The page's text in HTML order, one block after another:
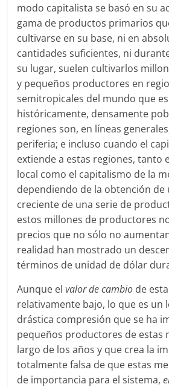
modo capitalista se basó en su
gama de productos primarios
cultivarse en su base, ni en
cantidades suficientes, ni
su lugar, suelen cultivarlos
y pequeños productores en
semitropicales del mundo que
históricamente, densamente
regiones son, en líneas
periferia; e incluso cuando el
extiende a estas regiones, tanto
local como el capitalismo de la
dependiendo de la obtención
creciente de una serie de
estos millones de productores
precios que no sólo no
realidad han mostrado un
términos de unidad de dólar
Aunque elvalor de cambio de
relativamente bajo, lo que es un
drástica compresión que se ha
pequeños productores de estas
largo de los años y que crea la
totalmente falsa de que estas
de importancia para el sistema,